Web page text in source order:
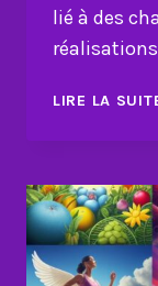
lié à des
LIRE LA